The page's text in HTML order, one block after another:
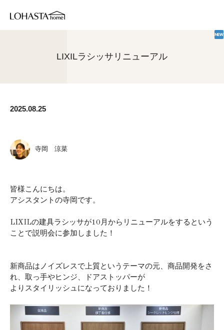
LIXILラシッサリニューアル
2025.08.25
寺岡 涼菜
皆様こんにちは。
アシスタントの寺岡です。
LIXILの建具ラシッサが10月からリニューアルをするという
ことで説明会に参加しました！
新商品はノイズレスで上質というテーマの元、商品開発をさ
れ、取っ手やヒンジ、ドアストッパーが
よりスタイリッシュになっておりました！